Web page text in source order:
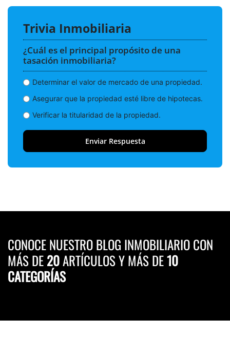
Trivia Inmobiliaria
¿Cuál es el principal propósito de una
tasación inmobiliaria?
Determinar el valor de mercado de una propiedad.
Asegurar que la propiedad esté libre de hipotecas.
Verificar la titularidad de la propiedad.
CONOCE NUESTRO BLOG INMOBILIARIO CON
MÁS DE20ARTÍCULOS Y MÁS DE10
CATEGORÍAS